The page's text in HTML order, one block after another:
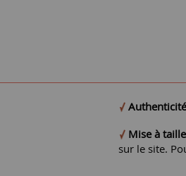
Mise à
sur le site.